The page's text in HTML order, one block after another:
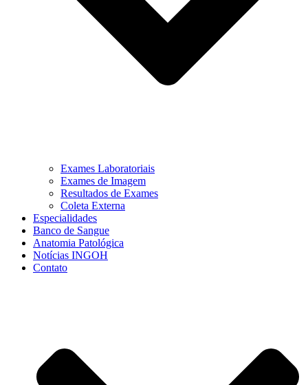
Exames Laboratoriais
Exames de Imagem
Resultados de Exames
Coleta Externa
Especialidades
Banco de Sangue
Anatomia Patológica
Notícias INGOH
Contato